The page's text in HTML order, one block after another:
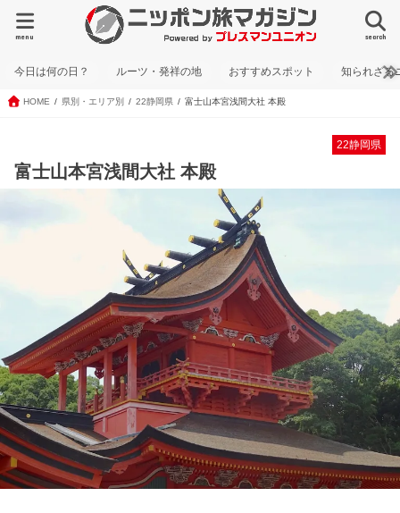
search
menu
今日は何の日？ ルーツ・発祥の地 おすすめスポット 知られざる
HOME 県別・エリア別 22静岡県 富士山本宮浅間大社 本殿
22静岡県
富士山本宮浅間大社 本殿